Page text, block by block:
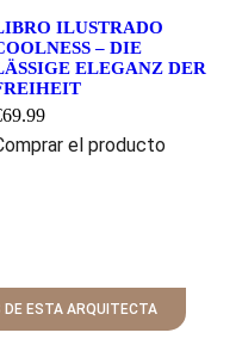
ILUSTRADO
– DIE
ELEGANZ DER
69.99
el producto
DE ESTA ARQUITECTA